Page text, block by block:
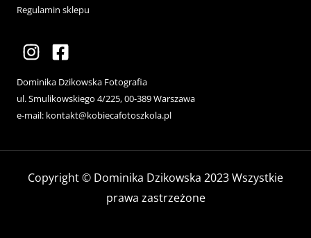
Regulamin sklepu
Dominika Dzikowska Fotografia
ul. Smulikowskiego 4/225, 00-389 Warszawa
e-mail: kontakt@kobiecafotoszkola.pl
Copyright © Dominika Dzikowska 2023 Wszystkie
prawa zastrzeżone